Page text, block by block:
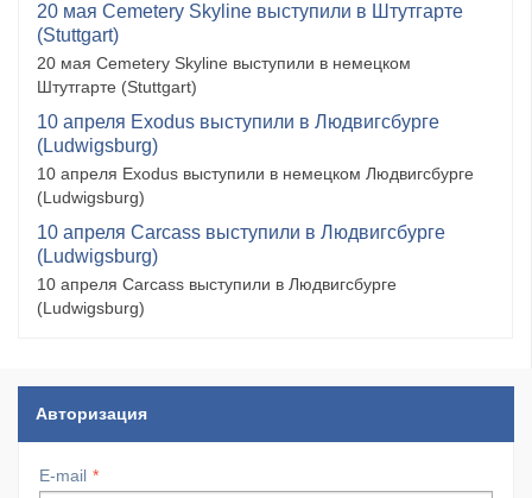
20 мая Cemetery Skyline выступили в Штутгарте
(Stuttgart)
20 мая Cemetery Skyline выступили в немецком
Штутгарте (Stuttgart)
10 апреля Exodus выступили в Людвигсбурге
(Ludwigsburg)
10 апреля Exodus выступили в немецком Людвигсбурге
(Ludwigsburg)
10 апреля Carcass выступили в Людвигсбурге
(Ludwigsburg)
10 апреля Carcass выступили в Людвигсбурге
(Ludwigsburg)
Авторизация
E-mail